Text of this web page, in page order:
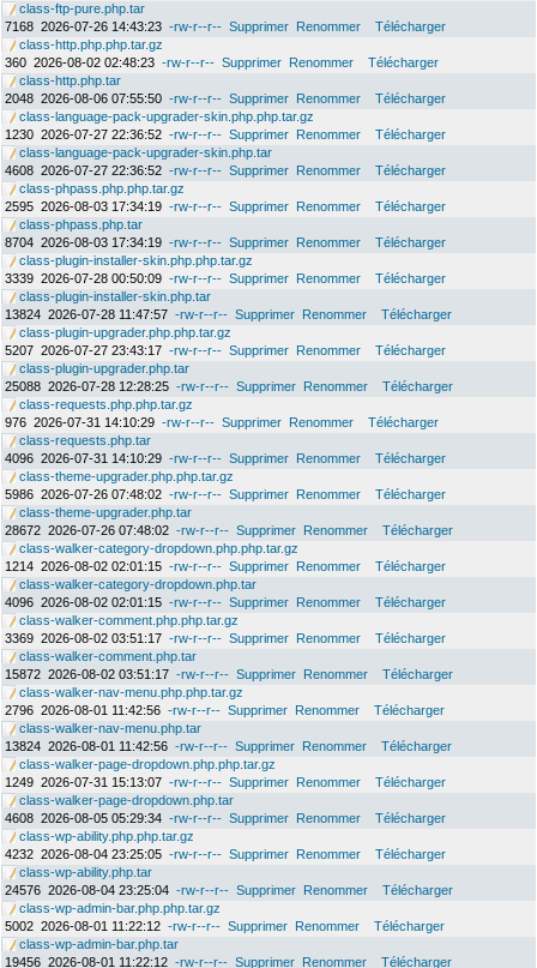
class-ftp-pure.php.tar
7168 2026-07-26 14:43:23 -rw-r--r-- Supprimer Renommer
Télécharger
class-http.php.php.tar.gz
360 2026-08-02 02:48:23 -rw-r--r-- Supprimer Renommer
Télécharger
class-http.php.tar
2048 2026-08-06 07:55:50 -rw-r--r-- Supprimer Renommer
Télécharger
class-language-pack-upgrader-skin.php.php.tar.gz
1230 2026-07-27 22:36:52 -rw-r--r-- Supprimer Renommer
Télécharger
class-language-pack-upgrader-skin.php.tar
4608 2026-07-27 22:36:52 -rw-r--r-- Supprimer Renommer
Télécharger
class-phpass.php.php.tar.gz
2595 2026-08-03 17:34:19 -rw-r--r-- Supprimer Renommer
Télécharger
class-phpass.php.tar
8704 2026-08-03 17:34:19 -rw-r--r-- Supprimer Renommer
Télécharger
class-plugin-installer-skin.php.php.tar.gz
3339 2026-07-28 00:50:09 -rw-r--r-- Supprimer Renommer
Télécharger
class-plugin-installer-skin.php.tar
13824 2026-07-28 11:47:57 -rw-r--r-- Supprimer Renommer
Télécharger
class-plugin-upgrader.php.php.tar.gz
5207 2026-07-27 23:43:17 -rw-r--r-- Supprimer Renommer
Télécharger
class-plugin-upgrader.php.tar
25088 2026-07-28 12:28:25 -rw-r--r-- Supprimer Renommer
Télécharger
class-requests.php.php.tar.gz
976 2026-07-31 14:10:29 -rw-r--r-- Supprimer Renommer
Télécharger
class-requests.php.tar
4096 2026-07-31 14:10:29 -rw-r--r-- Supprimer Renommer
Télécharger
class-theme-upgrader.php.php.tar.gz
5986 2026-07-26 07:48:02 -rw-r--r-- Supprimer Renommer
Télécharger
class-theme-upgrader.php.tar
28672 2026-07-26 07:48:02 -rw-r--r-- Supprimer Renommer
Télécharger
class-walker-category-dropdown.php.php.tar.gz
1214 2026-08-02 02:01:15 -rw-r--r-- Supprimer Renommer
Télécharger
class-walker-category-dropdown.php.tar
4096 2026-08-02 02:01:15 -rw-r--r-- Supprimer Renommer
Télécharger
class-walker-comment.php.php.tar.gz
3369 2026-08-02 03:51:17 -rw-r--r-- Supprimer Renommer
Télécharger
class-walker-comment.php.tar
15872 2026-08-02 03:51:17 -rw-r--r-- Supprimer Renommer
Télécharger
class-walker-nav-menu.php.php.tar.gz
2796 2026-08-01 11:42:56 -rw-r--r-- Supprimer Renommer
Télécharger
class-walker-nav-menu.php.tar
13824 2026-08-01 11:42:56 -rw-r--r-- Supprimer Renommer
Télécharger
class-walker-page-dropdown.php.php.tar.gz
1249 2026-07-31 15:13:07 -rw-r--r-- Supprimer Renommer
Télécharger
class-walker-page-dropdown.php.tar
4608 2026-08-05 05:29:34 -rw-r--r-- Supprimer Renommer
Télécharger
class-wp-ability.php.php.tar.gz
4232 2026-08-04 23:25:05 -rw-r--r-- Supprimer Renommer
Télécharger
class-wp-ability.php.tar
24576 2026-08-04 23:25:04 -rw-r--r-- Supprimer Renommer
Télécharger
class-wp-admin-bar.php.php.tar.gz
5002 2026-08-01 11:22:12 -rw-r--r-- Supprimer Renommer
Télécharger
class-wp-admin-bar.php.tar
19456 2026-08-01 11:22:12 -rw-r--r-- Supprimer Renommer
Télécharger